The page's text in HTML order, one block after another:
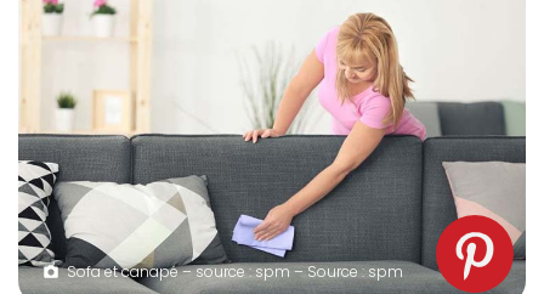
Sofa et canapé – source : spm – Source : spm